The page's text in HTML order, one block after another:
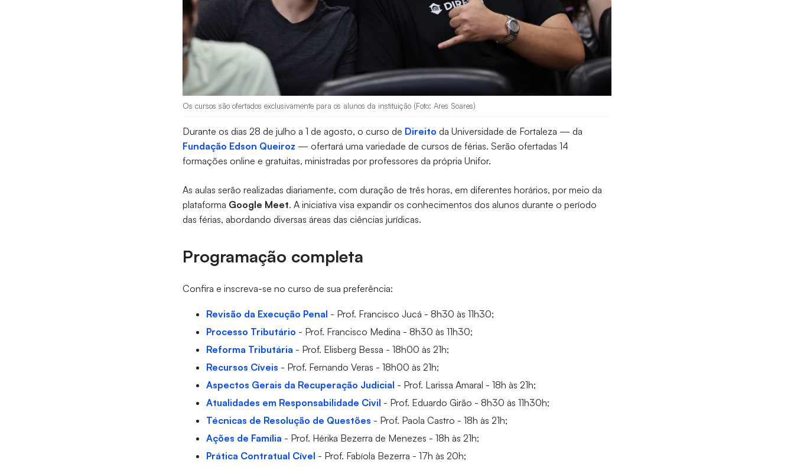
Os cursos são ofertados exclusivamente para os alunos da instituição (Foto: Ares Soares)
Durante os dias 28 de julho a 1 de agosto, o curso de Direito da Universidade de Fortaleza — da
Fundação Edson Queiroz — ofertará uma variedade de cursos de férias. Serão ofertadas 14
formações online e gratuitas, ministradas por professores da própria Unifor.
As aulas serão realizadas diariamente, com duração de três horas, em diferentes horários, por meio da
plataforma Google Meet. A iniciativa visa expandir os conhecimentos dos alunos durante o período
das férias, abordando diversas áreas das ciências jurídicas.
Programação completa
Confira e inscreva-se no curso de sua preferência:
Revisão da Execução Penal - Prof. Francisco Jucá - 8h30 às 11h30;
Processo Tributário - Prof. Francisco Medina - 8h30 às 11h30;
Reforma Tributária - Prof. Elisberg Bessa - 18h00 às 21h;
Recursos Cíveis - Prof. Fernando Veras - 18h00 às 21h;
Aspectos Gerais da Recuperação Judicial - Prof. Larissa Amaral - 18h às 21h;
Atualidades em Responsabilidade Civil - Prof. Eduardo Girão - 8h30 às 11h30h;
Técnicas de Resolução de Questões - Prof. Paola Castro - 18h às 21h;
Ações de Família - Prof. Hérika Bezerra de Menezes - 18h às 21h;
Prática Contratual Cível - Prof. Fabíola Bezerra - 17h às 20h;